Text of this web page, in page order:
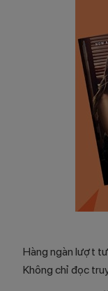
Hàng ngàn lượt
Không chỉ đọc